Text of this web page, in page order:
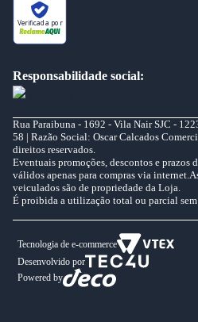
Verificada por
Responsabilidade social:
Rua Paraibuna - 1692 - Vila Nair SJC -
58 | Razão Social: Oscar Calcados
direitos reservados.
Eventuais promoções, descontos e prazos
válidos apenas para compras via
veiculados são de propriedade da Loja.
É proibida a utilização total ou parcial sem
Tecnologia de e-commerce
Desenvolvido por
Powered by